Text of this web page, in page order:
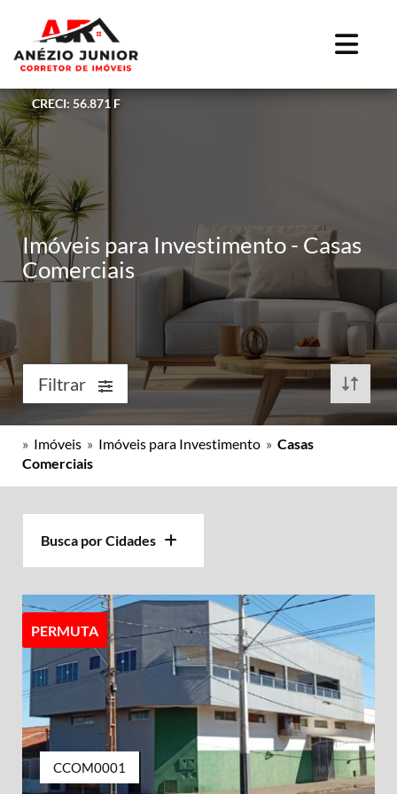
CRECI: 56.871 F
Imóveis para Investimento - Casas
Comerciais
Filtrar
» Imóveis » Imóveis para Investimento » Casas
Comerciais
Busca por Cidades
PERMUTA
CCOM0001